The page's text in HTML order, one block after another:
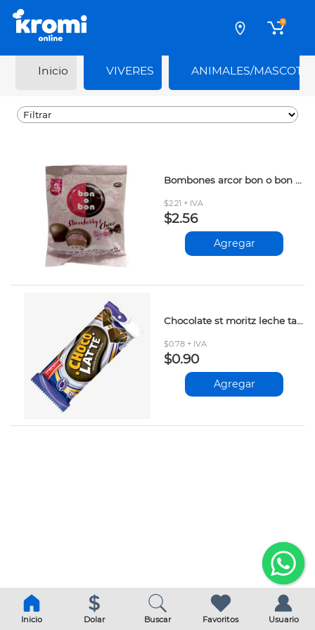
0
Inicio VIVERES ANIMALES/
Bombones arcor bon o bon frutilla 5und
$2.21 + IVA
$2.56
Agregar
Chocolate st moritz leche tableta 32gr
$0.78 + IVA
$0.90
Agregar
Inicio Dolar Buscar Favoritos Usuario